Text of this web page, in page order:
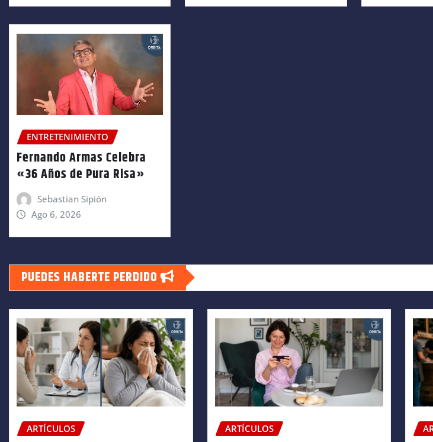
ENTRETENIMIENTO
Fernando Armas Celebra
«36 Años de Pura Risa»
Sebastian Sipión
Ago 6, 2026
PUEDES HABERTE PERDIDO
ARTÍCULOS ARTÍCULOS